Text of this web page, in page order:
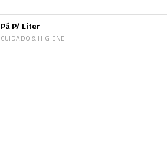
Pá P/ Liter
CUIDADO & HIGIENE